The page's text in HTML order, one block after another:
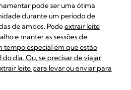
pode ser uma ótima
durante um período de
de ambos. Podeextrair leite
e manter as sessões de
tempo especial em que estão
do dia. Ou, se precisar deviajar
leite para levar ou enviar para